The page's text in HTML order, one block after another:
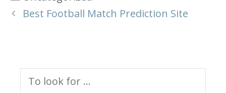
Best Football Match Prediction Site